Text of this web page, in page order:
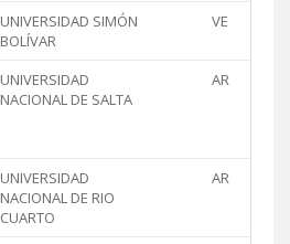
UNIVERSIDAD SIMÓN
BOLÍVAR
VE
UNIVERSIDAD
NACIONAL DE SALTA
AR
UNIVERSIDAD
NACIONAL DE RIO
CUARTO
AR